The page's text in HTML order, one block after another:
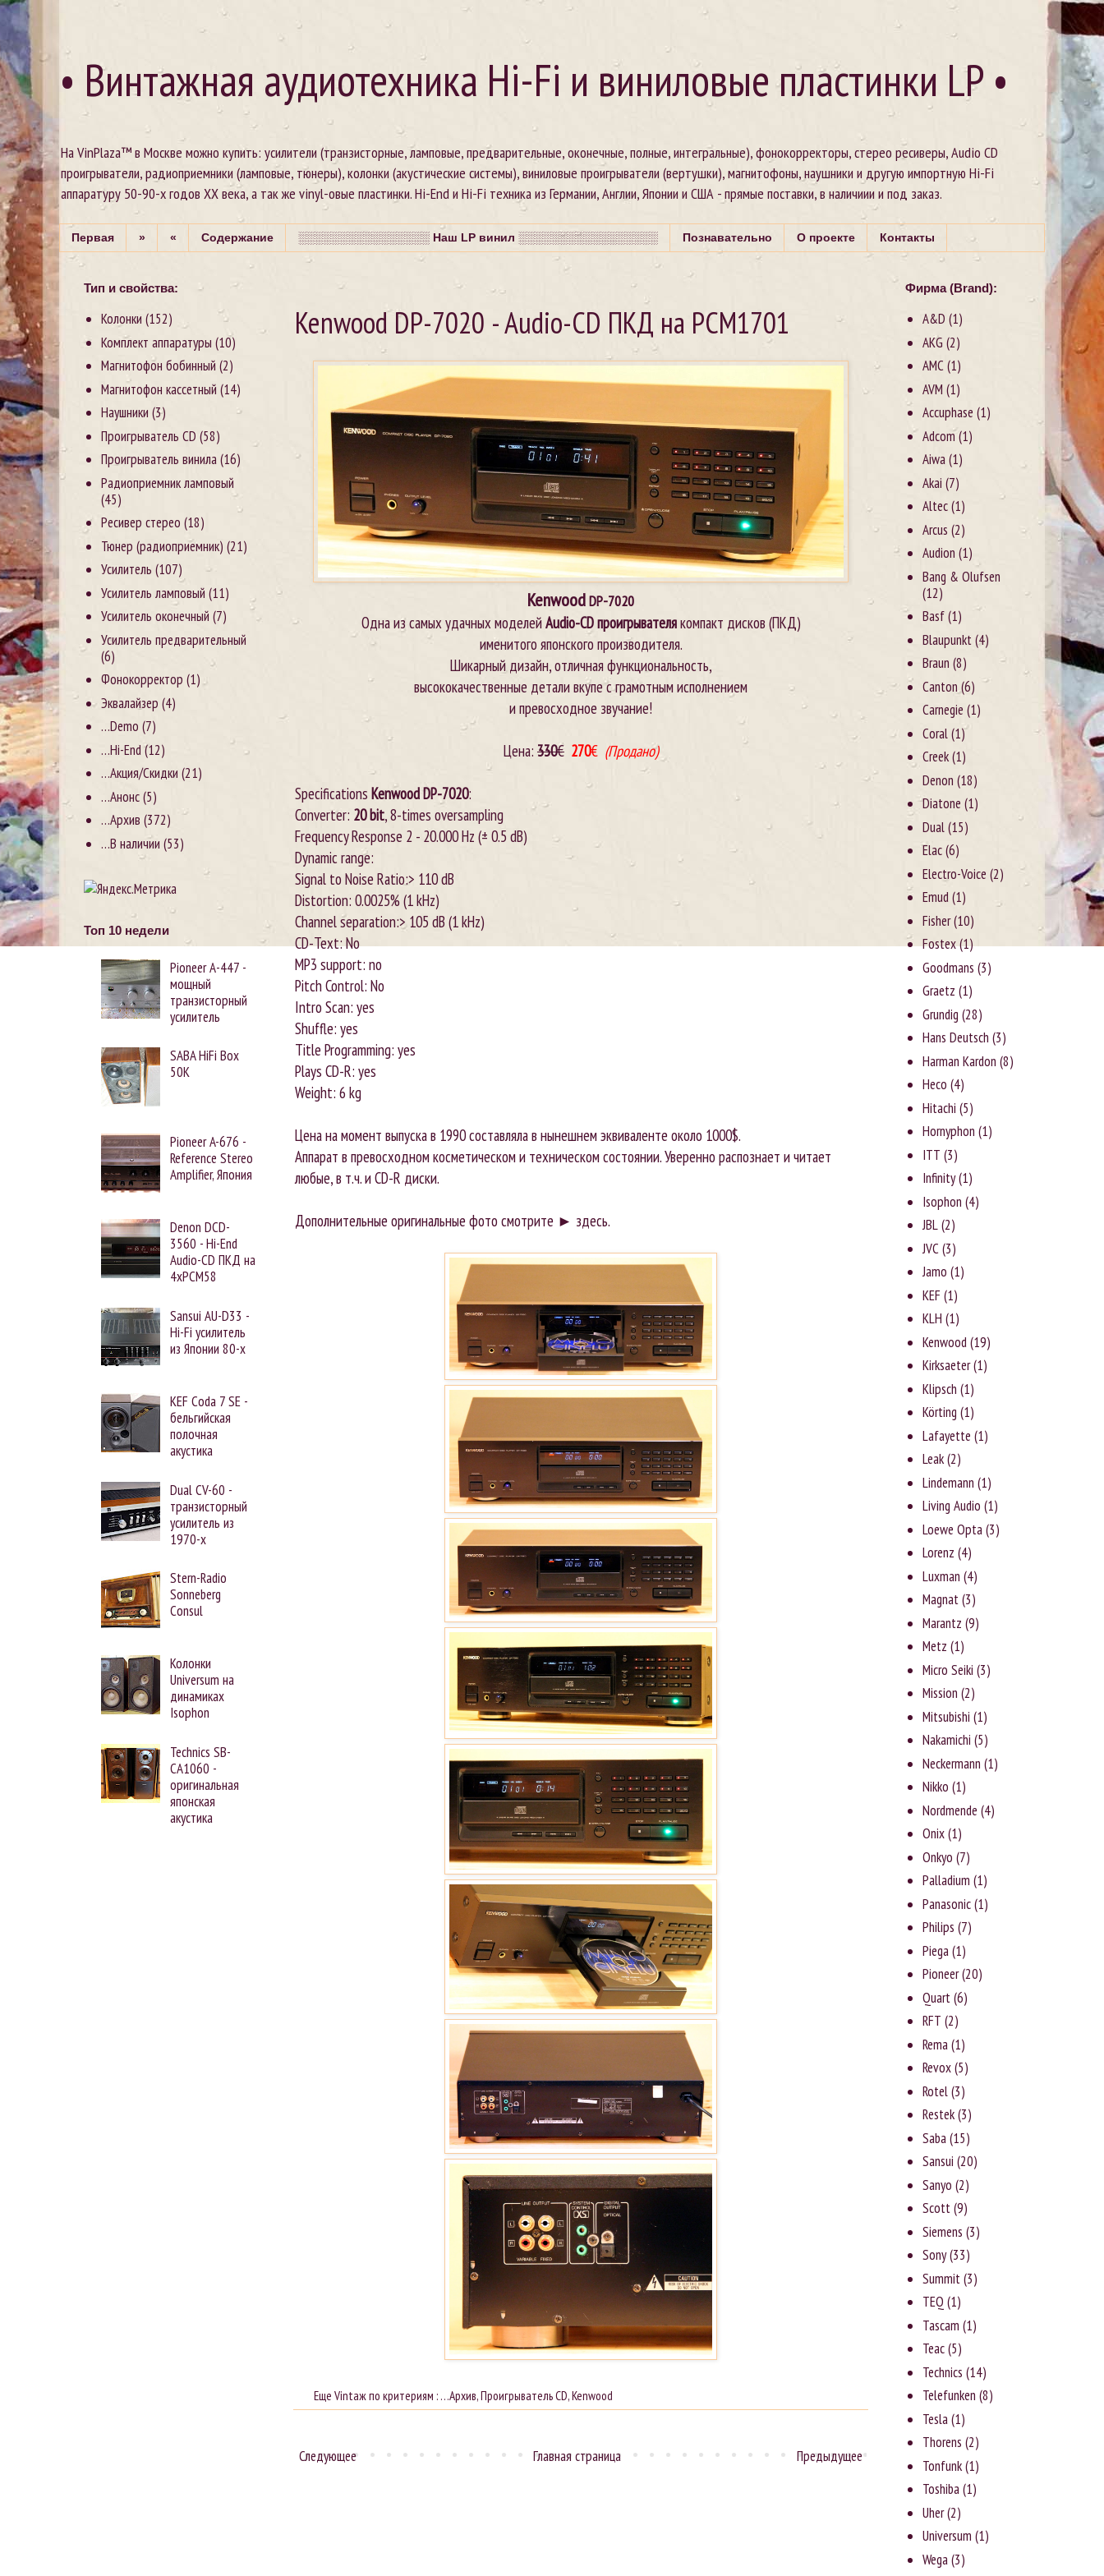
• Винтажная аудиотехника Hi-Fi и виниловые пластинки LP •
На VinPlaza™ в Москве можно купить: усилители (транзисторные, ламповые, предварительные, оконечные, полные, интегральные), фонокорректоры, стерео ресиверы, Audio CD
проигрыватели, радиоприемники (ламповые, тюнеры), колонки (акустические системы), виниловые проигрыватели (вертушки), магнитофоны, наушники и другую импортную Hi-Fi
аппаратуру 50-90-х годов XX века, а так же vinyl-овые пластинки. Hi-End и Hi-Fi техника из Германии, Англии, Японии и США - прямые поставки, в наличиии и под заказ.
Первая » « Содержание ░░░░░░░░░░░░░░░░ Наш LP винил ░░░░░░░░░░░░░░░░░ Познавательно О проекте Контакты
Kenwood DP-7020 - Audio-CD ПКД на PCM1701
KenwoodDP-7020
Одна из самых удачных моделейAudio-CD проигрывателякомпакт дисков (ПКД)
именитого японского производителя.
Шикарный дизайн, отличная функциональность,
высококачественные детали вкупе с грамотным исполнением
и превосходное звучание!
Цена: 330€ 270€ (Продано)
Specifications Kenwood DP-7020:
Converter: 20 bit, 8-times oversampling
Frequency Response 2 - 20.000 Hz (± 0.5 dB)
Dynamic range:
Signal to Noise Ratio:> 110 dB
Distortion: 0.0025% (1 kHz)
Channel separation:> 105 dB (1 kHz)
CD-Text: No
MP3 support: no
Pitch Control: No
Intro Scan: yes
Shuffle: yes
Title Programming: yes
Plays CD-R: yes
Weight: 6 kg
Цена на момент выпуска в 1990 составляла в нынешнем эквиваленте около 1000$.
Аппарат в превосходном косметическом и техническом состоянии. Уверенно распознает и читает
любые, в т.ч. и CD-R диски.
Дополнительные оригинальные фото смотрите ► здесь.
Еще Vintaж по критериям : …Архив,Проигрыватель CD,Kenwood
Следующее Предыдущее
Главная страница
Тип и свойства:
Колонки (152)
Комплект аппаратуры (10)
Магнитофон бобинный (2)
Магнитофон кассетный (14)
Наушники (3)
Проигрыватель CD (58)
Проигрыватель винила(16)
Радиоприемник ламповый
(45)
Ресивер стерео (18)
Тюнер (радиоприемник) (21)
Усилитель (107)
Усилитель ламповый (11)
Усилитель оконечный (7)
Усилитель предварительный
(6)
Фонокорректор (1)
Эквалайзер (4)
…Demo (7)
…Hi-End(12)
…Акция/Скидки (21)
…Анонс(5)
…Архив (372)
…В наличии (53)
Топ 10 недели
Pioneer А-447 -
мощный
транзисторный
усилитель
SABA HiFi Box
50K
Pioneer A-676 -
Reference Stereo
Amplifier, Япония
Denon DCD-
3560 - Hi-End
Audio-CD ПКД на
4xPCM58
Sansui AU-D33 -
Hi-Fi усилитель
из Японии 80-х
KEF Coda 7 SE -
бельгийская
полочная
акустика
Dual CV-60 -
транзисторный
усилитель из
1970-х
Stern-Radio
Sonneberg
Consul
Колонки
Universum на
динамиках
Isophon
Technics SB-
CA1060 -
оригинальная
японская
акустика
Фирма (Brand):
A&D (1)
AKG (2)
AMC (1)
AVM (1)
Accuphase (1)
Adcom(1)
Aiwa(1)
Akai (7)
Altec(1)
Arcus (2)
Audion (1)
Bang & Olufsen
(12)
Basf(1)
Blaupunkt(4)
Braun (8)
Canton (6)
Carnegie (1)
Coral(1)
Creek(1)
Denon (18)
Diatone (1)
Dual(15)
Elac(6)
Electro-Voice (2)
Emud(1)
Fisher(10)
Fostex(1)
Goodmans (3)
Graetz (1)
Grundig (28)
Hans Deutsch (3)
Harman Kardon (8)
Heco (4)
Hitachi (5)
Hornyphon (1)
ITT (3)
Infinity(1)
Isophon (4)
JBL(2)
JVC(3)
Jаmо (1)
KEF (1)
KLH (1)
Kenwood(19)
Kirksaeter(1)
Klipsch (1)
Körting (1)
Lafayette (1)
Leak(2)
Lindemann (1)
Living Audio (1)
Loewe Opta(3)
Lorenz (4)
Luxman (4)
Magnat(3)
Marantz (9)
Metz (1)
Micro Seiki (3)
Mission (2)
Mitsubishi (1)
Nakamichi (5)
Neckermann (1)
Nikko (1)
Nordmende (4)
Onix(1)
Onkyo (7)
Palladium (1)
Panasonic(1)
Philips (7)
Piega(1)
Pioneer(20)
Quart(6)
RFT (2)
Rema(1)
Revox(5)
Rotel(3)
Rеstеk(3)
Saba(15)
Sansui (20)
Sanyо (2)
Scott(9)
Siemens (3)
Sony(33)
Summit(3)
TEQ (1)
Tascam (1)
Teac(5)
Technics (14)
Telefunken (8)
Tesla(1)
Thorens (2)
Tonfunk(1)
Toshiba(1)
Uher(2)
Universum (1)
Wega(3)